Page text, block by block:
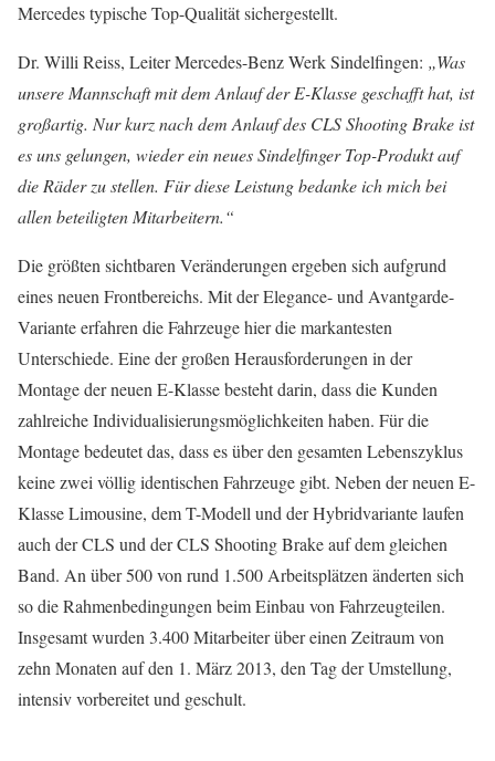
Mercedes typische Top-Qualität sichergestellt.
Dr. Willi Reiss, Leiter Mercedes-Benz Werk Sindelfingen: „Was
unsere Mannschaft mit dem Anlauf der E-Klasse geschafft hat, ist
großartig. Nur kurz nach dem Anlauf des CLS Shooting Brake ist
es uns gelungen, wieder ein neues Sindelfinger Top-Produkt auf
die Räder zu stellen. Für diese Leistung bedanke ich mich bei
allen beteiligten Mitarbeitern.“
Die größten sichtbaren Veränderungen ergeben sich aufgrund
eines neuen Frontbereichs. Mit der Elegance- und Avantgarde-
Variante erfahren die Fahrzeuge hier die markantesten
Unterschiede. Eine der großen Herausforderungen in der
Montage der neuen E-Klasse besteht darin, dass die Kunden
zahlreiche Individualisierungsmöglichkeiten haben. Für die
Montage bedeutet das, dass es über den gesamten Lebenszyklus
keine zwei völlig identischen Fahrzeuge gibt. Neben der neuen E-
Klasse Limousine, dem T-Modell und der Hybridvariante laufen
auch der CLS und der CLS Shooting Brake auf dem gleichen
Band. An über 500 von rund 1.500 Arbeitsplätzen änderten sich
so die Rahmenbedingungen beim Einbau von Fahrzeugteilen.
Insgesamt wurden 3.400 Mitarbeiter über einen Zeitraum von
zehn Monaten auf den 1. März 2013, den Tag der Umstellung,
intensiv vorbereitet und geschult.